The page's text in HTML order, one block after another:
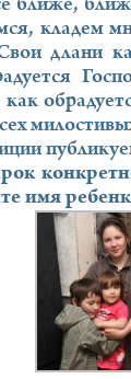
ближе,
кладем
длани
имя